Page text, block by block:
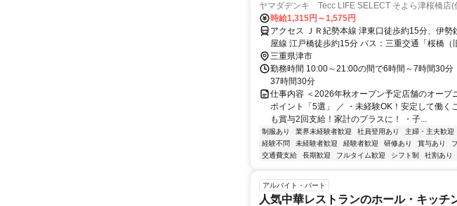
ヤマダデンキ Tecc LIFE SELECT そよら津桜橋店(
時給1,315円～1,575円
アクセス ＪＲ紀勢本線 津東口徒歩約15分、伊
屋線 江戸橋徒歩約15分 バス：三重交通「桜橋
分、もしくは三重交通「三交ホーム前」停留所
オンのショッピングセンター『そよら津桜橋』
お買い物も大変便利です！
三重県津市
勤務時間 10:00～21:00の間で6時間～7時間30分
37時間30分
仕事内容 ＜2026年秋オープン予定店舗のオープ
ポイント「5選」 ／ ・未経験OK！安定して働く
も賞与2回支給！家計のプラスに！ ・子...
制服あり 業界未経験者歓迎 社員登用あり 主婦・主夫歓迎
経験不問
未経験者歓迎 経験者歓迎 研修あり 賞与あり
交通費支給
長期歓迎 フルタイム歓迎 シフト制 社割あり
アルバイト・パート
人気中華レストランのホール・キッチ